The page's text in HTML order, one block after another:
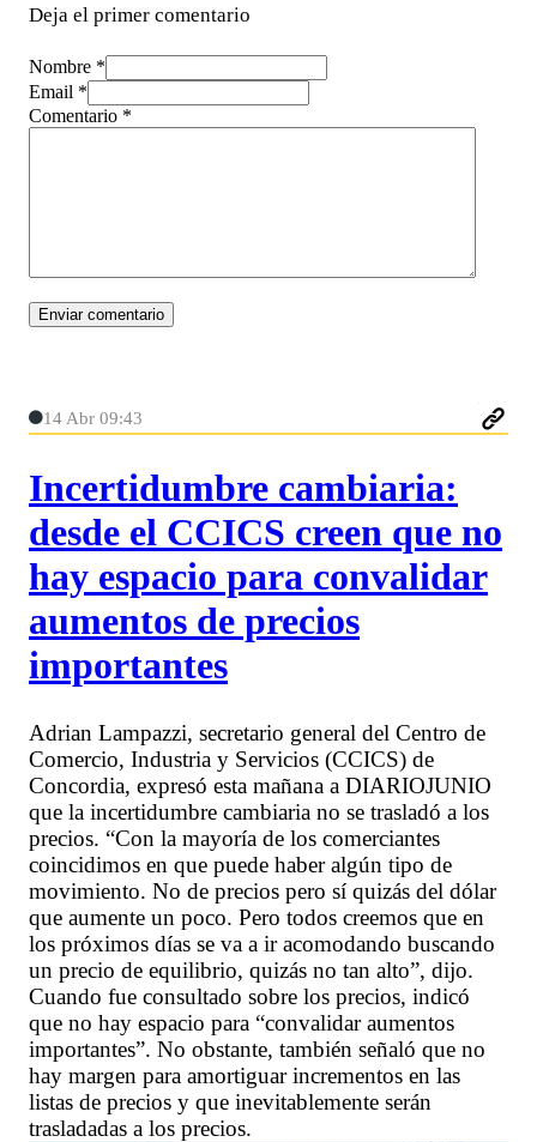
Deja el primer comentario
Nombre *
Email *
Comentario *
14 Abr 09:43
Incertidumbre cambiaria:
desde el CCICS creen que no
hay espacio para convalidar
aumentos de precios
importantes
Adrian Lampazzi, secretario general del Centro de
Comercio, Industria y Servicios (CCICS) de
Concordia, expresó esta mañana a DIARIOJUNIO
que la incertidumbre cambiaria no se trasladó a los
precios. “Con la mayoría de los comerciantes
coincidimos en que puede haber algún tipo de
movimiento. No de precios pero sí quizás del dólar
que aumente un poco. Pero todos creemos que en
los próximos días se va a ir acomodando buscando
un precio de equilibrio, quizás no tan alto”, dijo.
Cuando fue consultado sobre los precios, indicó
que no hay espacio para “convalidar aumentos
importantes”. No obstante, también señaló que no
hay margen para amortiguar incrementos en las
listas de precios y que inevitablemente serán
trasladadas a los precios.